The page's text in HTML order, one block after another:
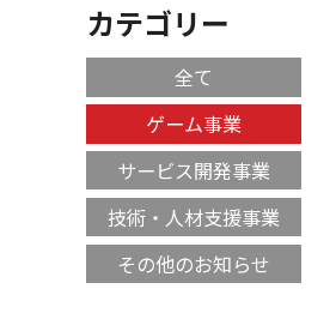
カテゴリー
全て
ゲーム事業
サービス開発事業
技術・人材支援事業
その他のお知らせ